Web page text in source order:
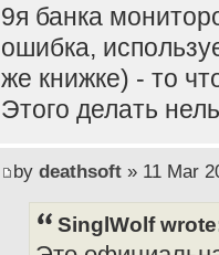
9я банка
ошибка,
же книжке) - то
Этого делать
by deathsoft» 11 Mar
SinglWolf